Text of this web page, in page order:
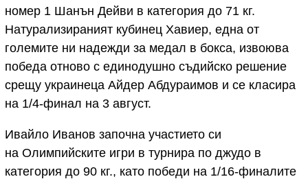
номер 1 Шанън Дейви в категория до 71 кг.
Натурализираният кубинец Хавиер, една от
големите ни надежди за медал в бокса, извоюва
победа отново с единодушно съдийско решение
срещу украинеца Айдер Абдураимов и се класира
на 1/4-финал на 3 август.
Ивайло Иванов започна участието си
на Олимпийските игри в турнира по джудо в
категория до 90 кг., като победи на 1/16-финалите